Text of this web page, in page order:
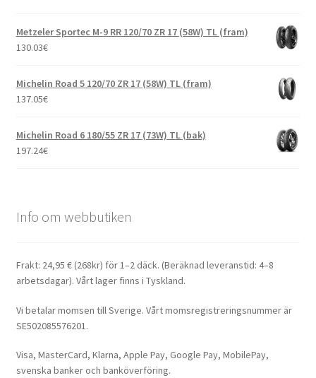
Metzeler Sportec M-9 RR 120/70 ZR 17 (58W) TL (fram)
130.03€
Michelin Road 5 120/70 ZR 17 (58W) TL (fram)
137.05€
Michelin Road 6 180/55 ZR 17 (73W) TL (bak)
197.24€
Info om webbutiken
Frakt: 24,95 € (268kr) för 1–2 däck. (Beräknad leveranstid: 4–8
arbetsdagar). Vårt lager finns i Tyskland.
Vi betalar momsen till Sverige. Vårt momsregistreringsnummer är
SE502085576201.
Visa, MasterCard, Klarna, Apple Pay, Google Pay, MobilePay,
svenska banker och banköverföring.